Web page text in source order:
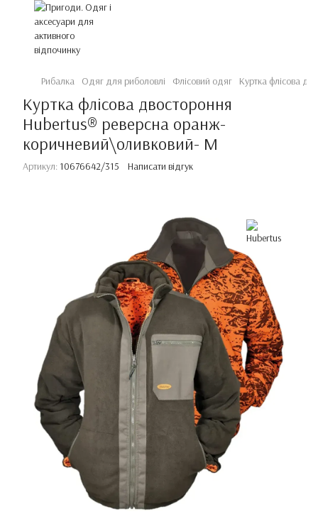
Рибалка Одяг для риболовлі Флісовий одяг Куртка флісова
Куртка флісова двостороння
Hubertus® реверсна оранж-
коричневий\оливковий- М
Артикул: 10676642/315 Написати відгук